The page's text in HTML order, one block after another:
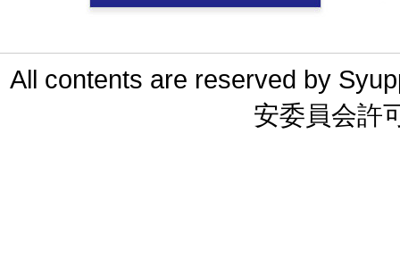
All contents are reserved by
安委員会許